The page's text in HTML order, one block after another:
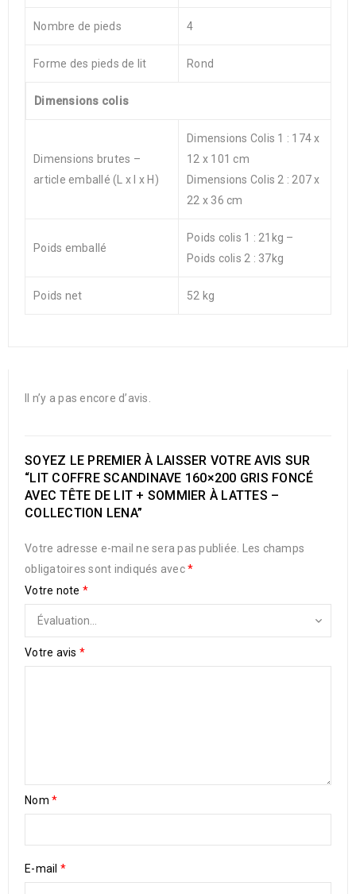
Nombre de pieds 4
Forme des pieds de lit Rond
Dimensions colis
Dimensions brutes –
article emballé (L x l x H)
Dimensions Colis 1 : 174 x
12 x 101 cm
Dimensions Colis 2 : 207 x
22 x 36 cm
Poids emballé
Poids colis 1 : 21kg –
Poids colis 2 : 37kg
Poids net 52 kg
Il n’y a pas encore d’avis.
SOYEZ LE PREMIER À LAISSER VOTRE AVIS SUR
“LIT COFFRE SCANDINAVE 160×200 GRIS FONCÉ
AVEC TÊTE DE LIT + SOMMIER À LATTES –
COLLECTION LENA”
Votre adresse e-mail ne sera pas publiée.
Les champs
obligatoires sont indiqués avec*
Votre note *
Votre avis *
Nom *
E-mail *